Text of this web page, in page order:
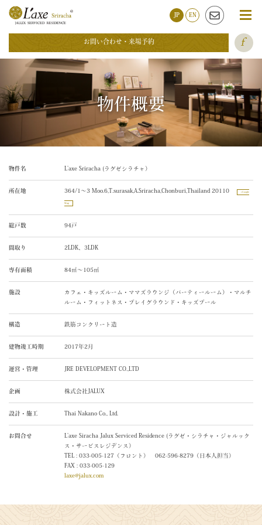
JP EN
お問い合わせ・来場予約
物件概要
物件名 L’axe Sriracha (ラグゼシラチャ）
所在地 364/1〜3 Moo.6,T.surasak,A.Sriracha,Chonburi,Thailand 20110 Google
Map
総戸数 94戸
間取り 2LDK、3LDK
専有面積 84㎡～105㎡
施設
カフェ・キッズルーム・ママズラウンジ（パーティールーム）・マルチ
ルーム・フィットネス・プレイグラウンド・キッズプール
構造 鉄筋コンクリート造
建物竣工時期 2017年2月
運営・管理 JRE DEVELOPMENT CO.,LTD
企画 株式会社JALUX
設計・施工 Thai Nakano Co., Ltd.
お問合せ
L’axe Siracha Jalux Serviced Residence (ラグゼ・シラチャ・ジャルック
ス・サービスレジデンス）
TEL : 033-005-127（フロント） 062-596-8279（日本人担当）
FAX : 033-005-129
laxe@jalux.com